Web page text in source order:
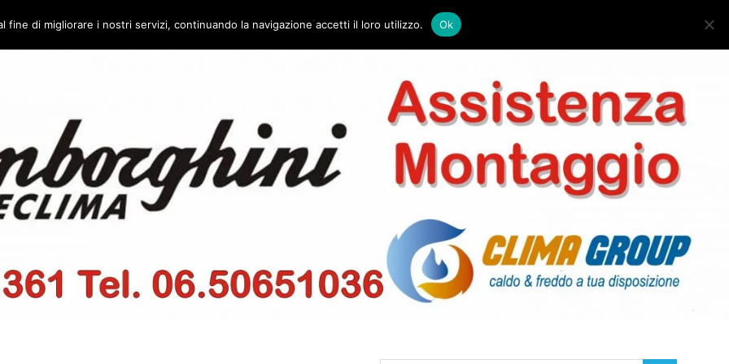
fine di migliorare i nostri servizi, continuando la navigazione accetti il loro utilizzo. Ok